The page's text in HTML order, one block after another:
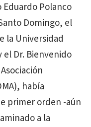
Polanco
Domingo, el
la Universidad
el Dr. Bienvenido
había
primer orden -aún
a la